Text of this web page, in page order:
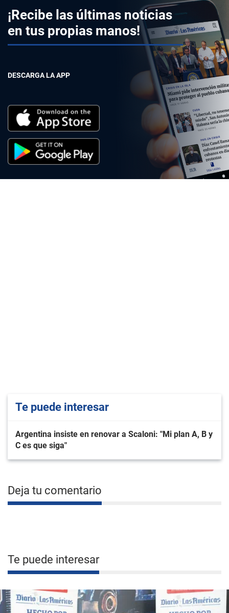
¡Recibe las últimas noticias
en tus propias manos!
DESCARGA LA APP
Te puede interesar
Argentina insiste en renovar a Scaloni: "Mi plan A, B y
C es que siga"
Deja tu comentario
Te puede interesar